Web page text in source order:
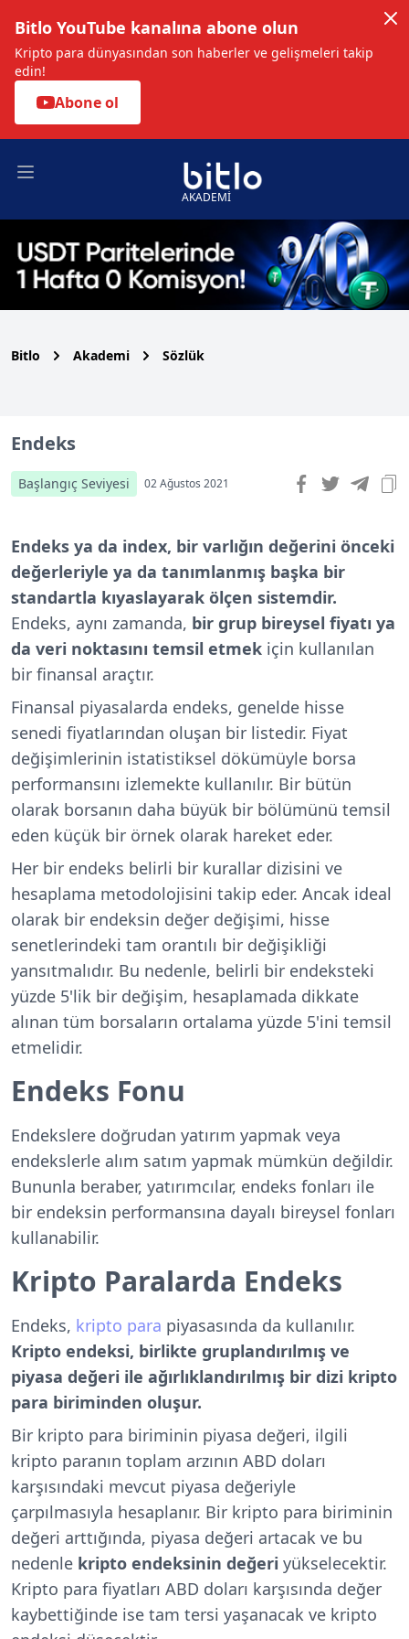
Bitlo YouTube kanalına abone olun
Kripto para dünyasından son haberler ve gelişmeleri takip
edin!
Abone ol
Open main menu
AKADEMİ
Bitlo Akademi Sözlük
Endeks
Başlangıç Seviyesi 02 Ağustos 2021
Endeks ya da index, bir varlığın değerini önceki
değerleriyle ya da tanımlanmış başka bir
standartla kıyaslayarak ölçen sistemdir.
Endeks, aynı zamanda, bir grup bireysel fiyatı ya
da veri noktasını temsil etmek için kullanılan
bir finansal araçtır.
Finansal piyasalarda endeks, genelde hisse
senedi fiyatlarından oluşan bir listedir. Fiyat
değişimlerinin istatistiksel dökümüyle borsa
performansını izlemekte kullanılır. Bir bütün
olarak borsanın daha büyük bir bölümünü temsil
eden küçük bir örnek olarak hareket eder.
Her bir endeks belirli bir kurallar dizisini ve
hesaplama metodolojisini takip eder. Ancak ideal
olarak bir endeksin değer değişimi, hisse
senetlerindeki tam orantılı bir değişikliği
yansıtmalıdır. Bu nedenle, belirli bir endeksteki
yüzde 5'lik bir değişim, hesaplamada dikkate
alınan tüm borsaların ortalama yüzde 5'ini temsil
etmelidir.
Endeks Fonu
Endekslere doğrudan yatırım yapmak veya
endekslerle alım satım yapmak mümkün değildir.
Bununla beraber, yatırımcılar, endeks fonları ile
bir endeksin performansına dayalı bireysel fonları
kullanabilir.
Kripto Paralarda Endeks
Endeks, kripto para piyasasında da kullanılır.
Kripto endeksi, birlikte gruplandırılmış ve
piyasa değeri ile ağırlıklandırılmış bir dizi kripto
para biriminden oluşur.
Bir kripto para biriminin piyasa değeri, ilgili
kripto paranın toplam arzının ABD doları
karşısındaki mevcut piyasa değeriyle
çarpılmasıyla hesaplanır. Bir kripto para biriminin
değeri arttığında, piyasa değeri artacak ve bu
nedenle kripto endeksinin değeri yükselecektir.
Kripto para fiyatları ABD doları karşısında değer
kaybettiğinde ise tam tersi yaşanacak ve kripto